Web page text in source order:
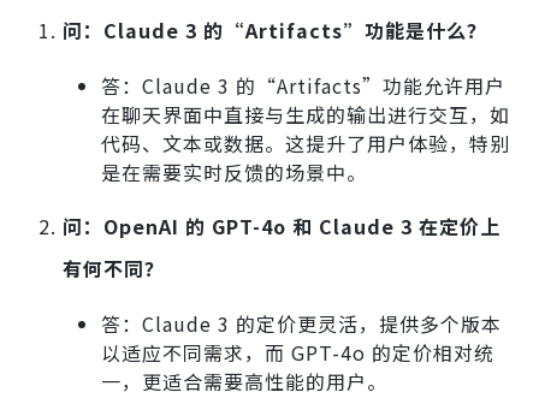
问：Claude 3 的“Artifacts”功能是什么？
答：Claude 3 的“Artifacts”功能允许用户
在聊天界面中直接与生成的输出进行交互，如
代码、文本或数据。这提升了用户体验，特别
是在需要实时反馈的场景中。
问：OpenAI 的 GPT-4o 和 Claude 3 在定价上
有何不同？
答：Claude 3 的定价更灵活，提供多个版本
以适应不同需求，而 GPT-4o 的定价相对统
一，更适合需要高性能的用户。